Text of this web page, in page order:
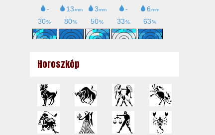
Horoszkóp